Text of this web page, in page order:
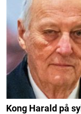
Kong Harald på